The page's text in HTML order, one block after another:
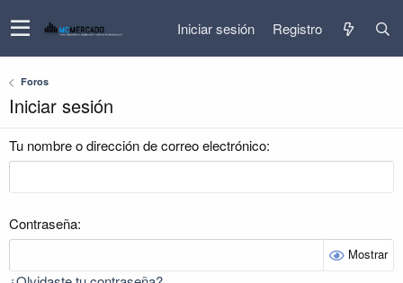
Iniciar sesión Registro
Foros
Iniciar sesión
Tu nombre o dirección de correo electrónico
Contraseña
Mostrar